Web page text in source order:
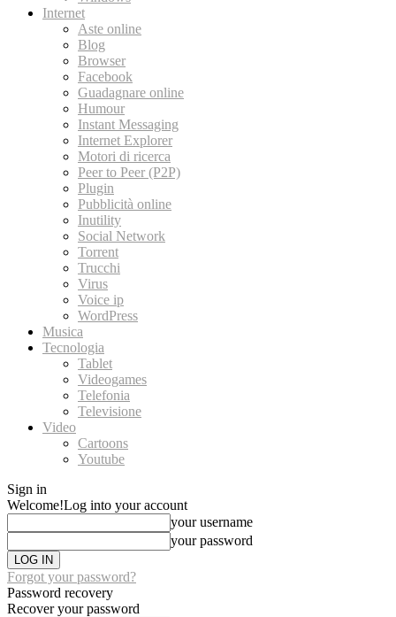
Internet
Aste online
Blog
Browser
Facebook
Guadagnare online
Humour
Instant Messaging
Internet Explorer
Motori di ricerca
Peer to Peer (P2P)
Plugin
Pubblicità online
Inutility
Social Network
Torrent
Trucchi
Virus
Voice ip
WordPress
Musica
Tecnologia
Tablet
Videogames
Telefonia
Televisione
Video
Cartoons
Youtube
Sign in
Welcome!Log into your account
your username
your password
Forgot your password?
Password recovery
Recover your password